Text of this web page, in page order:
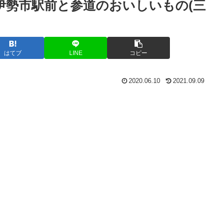
市駅前と参道のおいしいもの(三
はてブ LINE コピー
2020.06.10 2021.09.09